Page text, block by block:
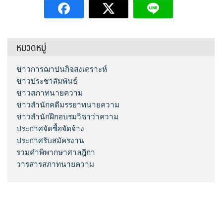
หมวดหมู่
ข่าวการฌาปนกิจสงเคราะห์
ข่าวประชาสัมพันธ์
ข่าวสภาทนายความ
ข่าวสำนักคดีมรรยาทนายความ
ข่าวสำนักฝึกอบรมวิชาว่าความ
ประกาศจัดซื้อจัดจ้าง
ประกาศรับสมัครงาน
รวมคำพิพากษาศาลฎีกา
วารสารสภาทนายความ